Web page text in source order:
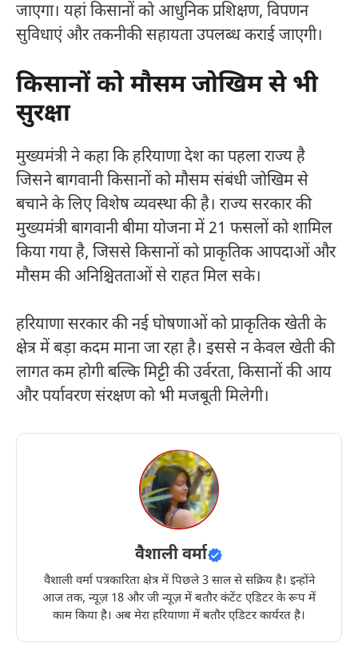
जाएगा। यहां किसानों को आधुनिक प्रशिक्षण, विपणन
सुविधाएं और तकनीकी सहायता उपलब्ध कराई जाएगी।
किसानों को मौसम जोखिम से भी
सुरक्षा
मुख्यमंत्री ने कहा कि हरियाणा देश का पहला राज्य है
जिसने बागवानी किसानों को मौसम संबंधी जोखिम से
बचाने के लिए विशेष व्यवस्था की है। राज्य सरकार की
मुख्यमंत्री बागवानी बीमा योजना में 21 फसलों को शामिल
किया गया है, जिससे किसानों को प्राकृतिक आपदाओं और
मौसम की अनिश्चितताओं से राहत मिल सके।
हरियाणा सरकार की नई घोषणाओं को प्राकृतिक खेती के
क्षेत्र में बड़ा कदम माना जा रहा है। इससे न केवल खेती की
लागत कम होगी बल्कि मिट्टी की उर्वरता, किसानों की आय
और पर्यावरण संरक्षण को भी मजबूती मिलेगी।
वैशाली वर्मा
वैशाली वर्मा पत्रकारिता क्षेत्र में पिछले 3 साल से सक्रिय है। इन्होंने
आज तक, न्यूज़ 18 और जी न्यूज़ में बतौर कंटेंट एडिटर के रूप में
काम किया है। अब मेरा हरियाणा में बतौर एडिटर कार्यरत है।